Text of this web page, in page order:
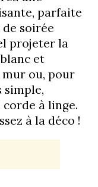
parfaite
soirée
projeter la
et
mur ou, pour
simple,
à linge.
à la déco !